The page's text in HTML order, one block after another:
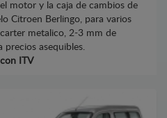
motor y la caja de cambios de
Citroen Berlingo, para varios
metalico, 2-3 mm de
precios asequibles.
ITV